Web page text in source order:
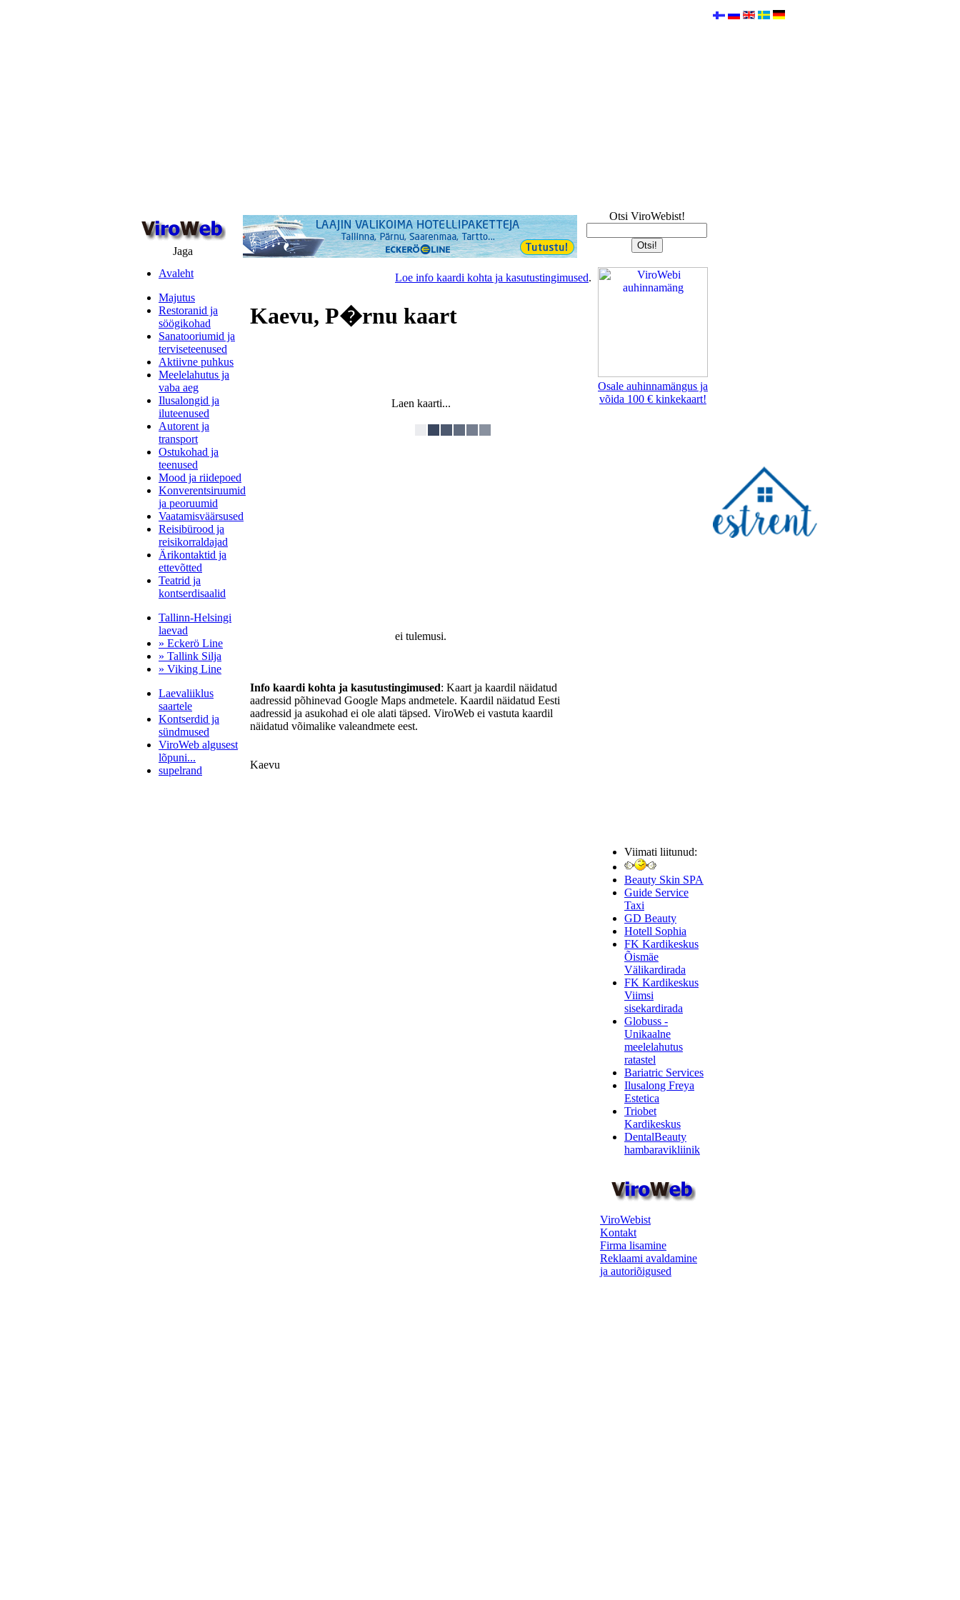
Jaga
Otsi ViroWebist!
Avaleht
Majutus
Restoranid ja
söögikohad
Sanatooriumid ja
terviseteenused
Aktiivne puhkus
Meelelahutus ja
vaba aeg
Ilusalongid ja
iluteenused
Autorent ja
transport
Ostukohad ja
teenused
Mood ja riidepoed
Konverentsiruumid
ja peoruumid
Vaatamisväärsused
Reisibürood ja
reisikorraldajad
Ärikontaktid ja
ettevõtted
Teatrid ja
kontserdisaalid
Tallinn-Helsingi
laevad
» Eckerö Line
» Tallink Silja
» Viking Line
Laevaliiklus
saartele
Kontserdid ja
sündmused
ViroWeb algusest
lõpuni...
supelrand
Loe info kaardi kohta ja kasutustingimused.
Kaevu, P�rnu kaart
Laen kaarti...
ei tulemusi.
Info kaardi kohta ja kasutustingimused: Kaart ja kaardil näidatud
aadressid põhinevad Google Maps andmetele. Kaardil näidatud Eesti
aadressid ja asukohad ei ole alati täpsed. ViroWeb ei vastuta kaardil
näidatud võimalike valeandmete eest.
Kaevu
Osale auhinnamängus ja
võida 100 € kinkekaart!
Viimati liitunud:
Beauty Skin SPA
Guide Service
Taxi
GD Beauty
Hotell Sophia
FK Kardikeskus
Õismäe
Välikardirada
FK Kardikeskus
Viimsi
sisekardirada
Globuss -
Unikaalne
meelelahutus
ratastel
Bariatric Services
Ilusalong Freya
Estetica
Triobet
Kardikeskus
DentalBeauty
hambaravikliinik
ViroWebist
Kontakt
Firma lisamine
Reklaami avaldamine
ja autoriõigused